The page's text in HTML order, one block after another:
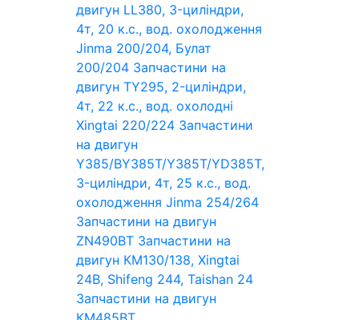
двигун LL380, 3-циліндри,
4т, 20 к.с., вод. охолодження
Jinma 200/204, Булат
200/204 Запчастини на
двигун TY295, 2-циліндри,
4т, 22 к.с., вод. охолодні
Xingtai 220/224 Запчастини
на двигун
Y385/BY385T/Y385T/YD385T,
3-циліндри, 4т, 25 к.с., вод.
охолодження Jinma 254/264
Запчастини на двигун
ZN490BT Запчастини на
двигун КМ130/138, Xingtai
24B, Shifeng 244, Taishan 24
Запчастини на двигун